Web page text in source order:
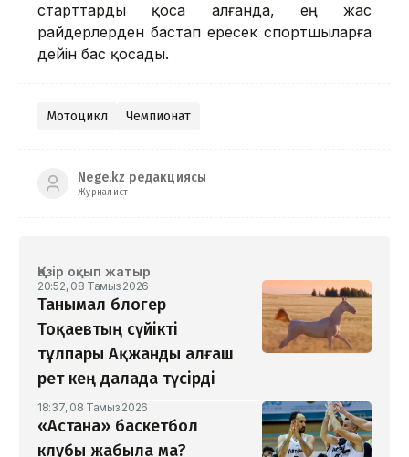
старттарды қоса алғанда, ең жас
райдерлерден бастап ересек спортшыларға
дейін бас қосады.
Мотоцикл Чемпионат
Nege.kz редакциясы
Журналист
Қазір оқып жатыр
20:52, 08 Тамыз 2026
Танымал блогер
Тоқаевтың сүйікті
тұлпары Ақжанды алғаш
рет кең далада түсірді
18:37, 08 Тамыз 2026
«Астана» баскетбол
клубы жабыла ма?